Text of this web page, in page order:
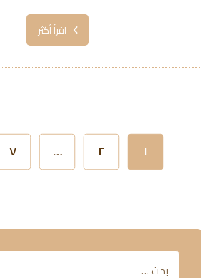
اقرأ أكثر
١ ٢ … ٧